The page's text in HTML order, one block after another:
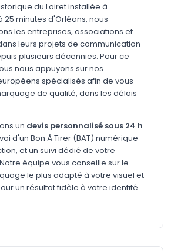
Nouveau
Nouveau
clés
du Loiret installée à
25 minutes d'Orléans, nous
les entreprises, associations et
leurs projets de communication
plusieurs décennies. Pour ce
nous appuyons sur nos
spécialisés afin de vous
de qualité, dans les délais
un devis personnalisé sous 24 h
d'un Bon À Tirer (BAT) numérique
et un suivi dédié de votre
équipe vous conseille sur le
le plus adapté à votre visuel et
un résultat fidèle à votre identité